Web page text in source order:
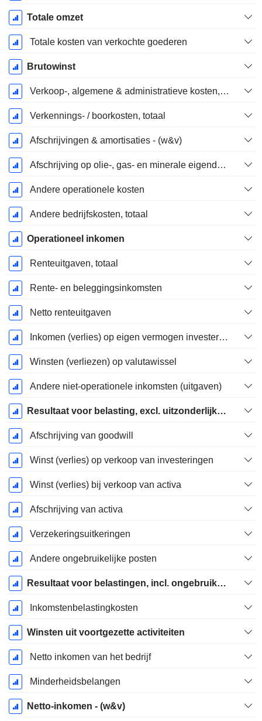
Totale omzet
Totale kosten van verkochte goederen
Brutowinst
Verkoop-, algemene & administratieve kosten, totaal
Verkennings- / boorkosten, totaal
Afschrijvingen & amortisaties - (w&v)
Afschrijving op olie-, gas- en minerale eigendommen - (w&v)
Andere operationele kosten
Andere bedrijfskosten, totaal
Operationeel inkomen
Renteuitgaven, totaal
Rente- en beleggingsinkomsten
Netto renteuitgaven
Inkomen (verlies) op eigen vermogen investering.
Winsten (verliezen) op valutawissel
Andere niet-operationele inkomsten (uitgaven)
Resultaat voor belasting, excl. uitzonderlijke posten
Afschrijving van goodwill
Winst (verlies) op verkoop van investeringen
Winst (verlies) bij verkoop van activa
Afschrijving van activa
Verzekeringsuitkeringen
Andere ongebruikelijke posten
Resultaat voor belastingen, incl. ongebruikelijke posten
Inkomstenbelastingkosten
Winsten uit voortgezette activiteiten
Netto inkomen van het bedrijf
Minderheidsbelangen
Netto-inkomen - (w&v)